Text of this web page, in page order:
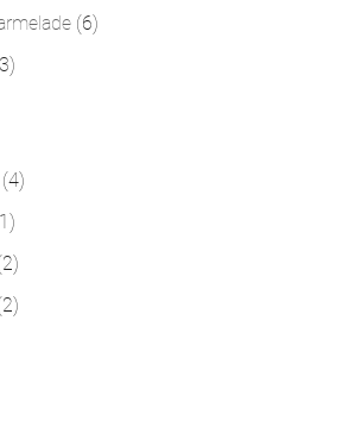
Produkte
66
3
44
11
Produkte
22
Produkte
22